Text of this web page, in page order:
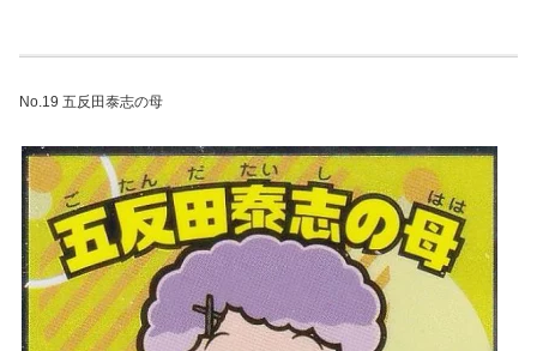
No.19 五反田泰志の母